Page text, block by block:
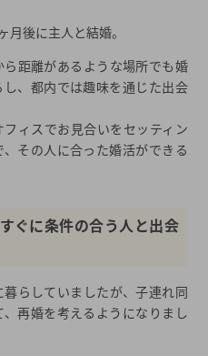
月後に主人と結婚。
距離があるような場所でも婚
、都内では趣味を通じた出会
ィスでお見合いをセッティン
その人に合った婚活ができる
ぐに条件の合う人と出会
らしていましたが、子連れ同
再婚を考えるようになりまし